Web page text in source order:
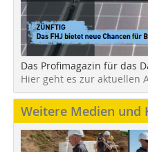
Das Profimagazin für das
Hier geht es zur aktuellen
Weitere Medien und